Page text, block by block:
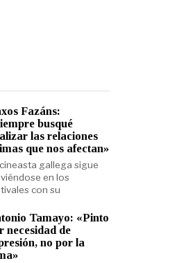
Fazáns:
busqué
las relaciones
que nos afectan»
gallega sigue
en los
con su
Tamayo: «Pinto
necesidad de
no por la